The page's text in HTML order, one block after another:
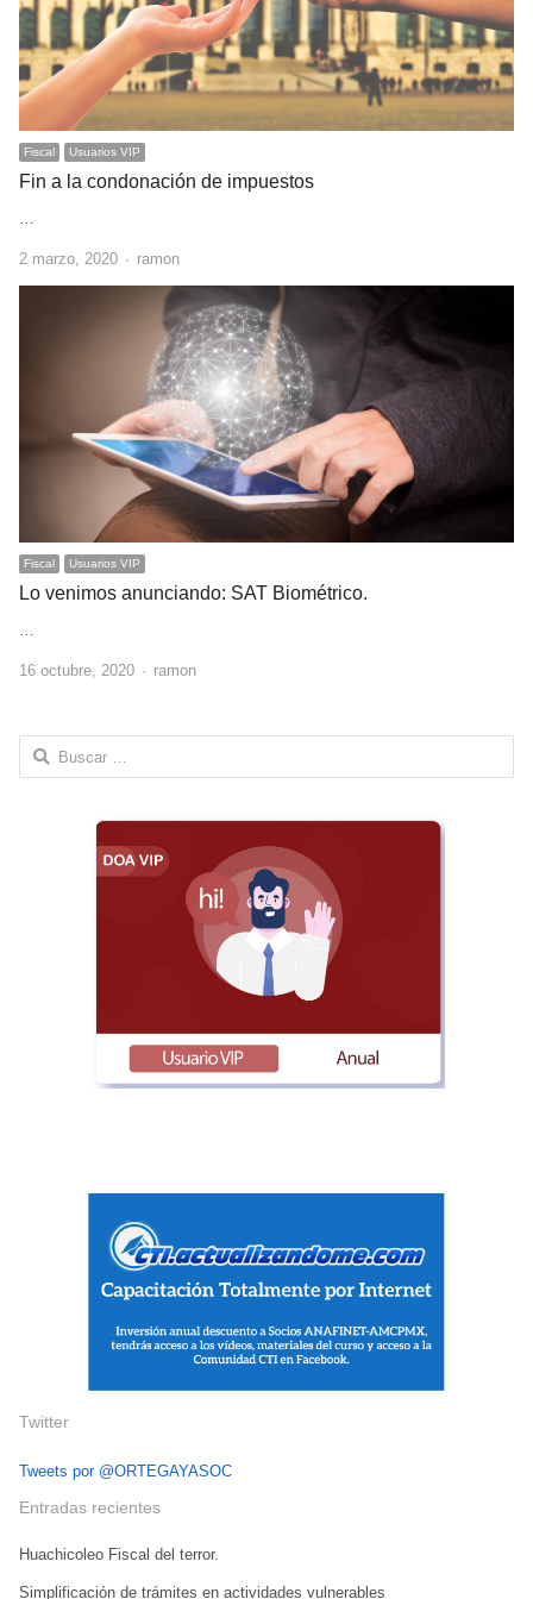
Fiscal Usuarios VIP
Fin a la condonación de impuestos
…
2 marzo, 2020 Author
ramon
Fiscal Usuarios VIP
Lo venimos anunciando: SAT Biométrico.
…
16 octubre, 2020 Author
ramon
Buscar:
Twitter
Tweets por @ORTEGAYASOC
Entradas recientes
Huachicoleo Fiscal del terror.
Simplificación de trámites en actividades vulnerables